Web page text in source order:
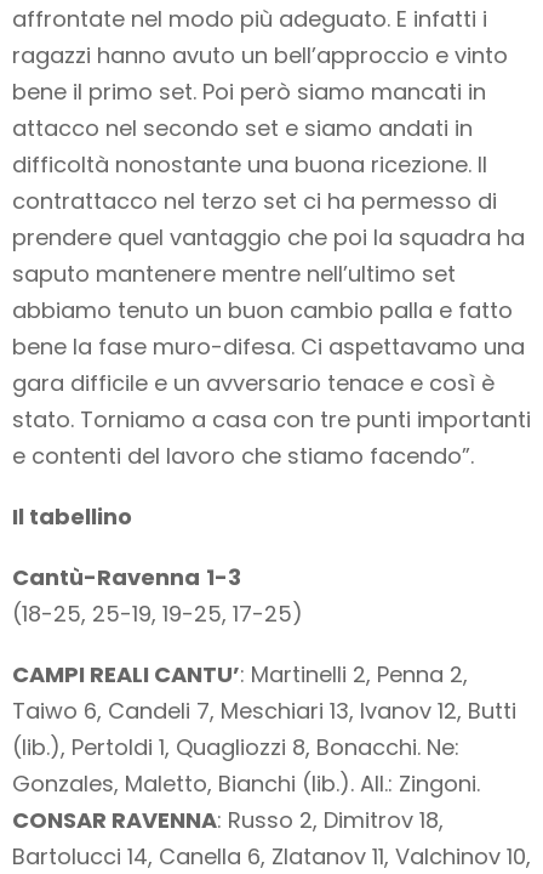
affrontate nel modo più adeguato. E infatti i
ragazzi hanno avuto un bell’approccio e vinto
bene il primo set. Poi però siamo mancati in
attacco nel secondo set e siamo andati in
difficoltà nonostante una buona ricezione. Il
contrattacco nel terzo set ci ha permesso di
prendere quel vantaggio che poi la squadra ha
saputo mantenere mentre nell’ultimo set
abbiamo tenuto un buon cambio palla e fatto
bene la fase muro-difesa. Ci aspettavamo una
gara difficile e un avversario tenace e così è
stato. Torniamo a casa con tre punti importanti
e contenti del lavoro che stiamo facendo”.
Il tabellino
Cantù-Ravenna 1-3
(18-25, 25-19, 19-25, 17-25)
CAMPI REALI CANTU’: Martinelli 2, Penna 2,
Taiwo 6, Candeli 7, Meschiari 13, Ivanov 12, Butti
(lib.), Pertoldi 1, Quagliozzi 8, Bonacchi. Ne:
Gonzales, Maletto, Bianchi (lib.). All.: Zingoni.
CONSAR RAVENNA: Russo 2, Dimitrov 18,
Bartolucci 14, Canella 6, Zlatanov 11, Valchinov 10,